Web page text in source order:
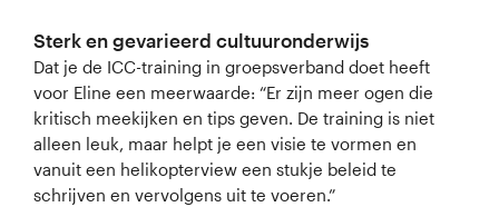
Sterk en gevarieerd cultuuronderwijs
Dat je de ICC-training in groepsverband doet heeft
voor Eline een meerwaarde: “Er zijn meer ogen die
kritisch meekijken en tips geven. De training is niet
alleen leuk, maar helpt je een visie te vormen en
vanuit een helikopterview een stukje beleid te
schrijven en vervolgens uit te voeren.”